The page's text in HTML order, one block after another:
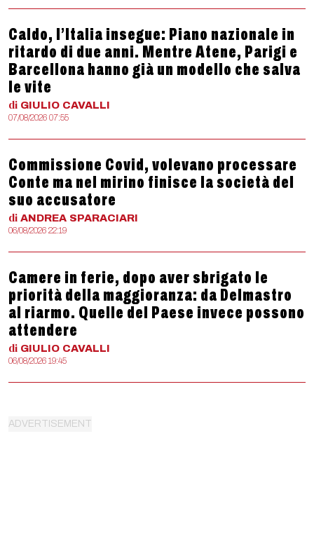
Caldo, l’Italia insegue: Piano nazionale in
ritardo di due anni. Mentre Atene, Parigi e
Barcellona hanno già un modello che salva
le vite
di GIULIO CAVALLI
07/08/2026 07:55
Commissione Covid, volevano processare
Conte ma nel mirino finisce la società del
suo accusatore
di ANDREA SPARACIARI
06/08/2026 22:19
Camere in ferie, dopo aver sbrigato le
priorità della maggioranza: da Delmastro
al riarmo. Quelle del Paese invece possono
attendere
di GIULIO CAVALLI
06/08/2026 19:45